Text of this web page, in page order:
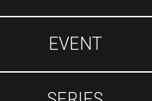
EVENT